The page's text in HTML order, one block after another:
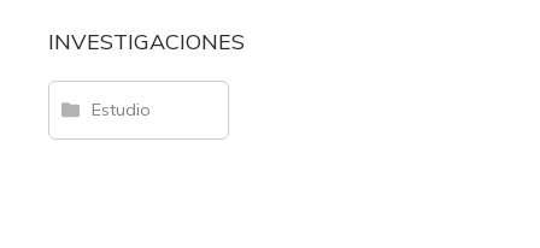
INVESTIGACIONES
Estudio